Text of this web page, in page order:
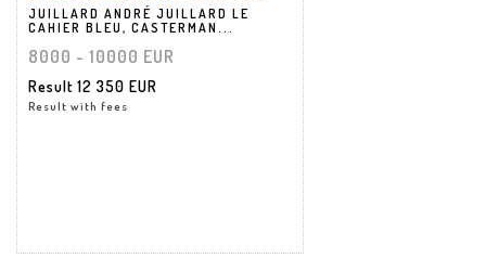
JUILLARD ANDRÉ JUILLARD LE
CAHIER BLEU, CASTERMAN...
8000 - 10000 EUR
Result 12 350 EUR
Result with fees